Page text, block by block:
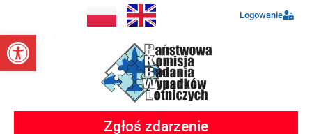
Otwórz pasek narzędzi
Logowanie
Zgłoś zdarzenie